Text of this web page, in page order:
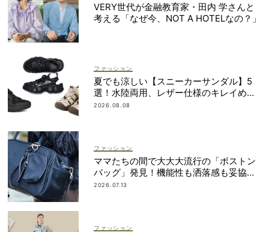
VERY世代が金融教育家・田内 学さんと
考える「なぜ今、NOT A HOTELなの？」
ファッション
夏でも涼しい【スニーカーサンダル】5
選！水陸両用、レザー仕様のキレイめタ
イプも
2026.08.08
ファッション
ママたちの間で大大大流行の「ボストン
バッグ」発見！機能性も洒落感も妥協し
ない
2026.07.13
ファッション